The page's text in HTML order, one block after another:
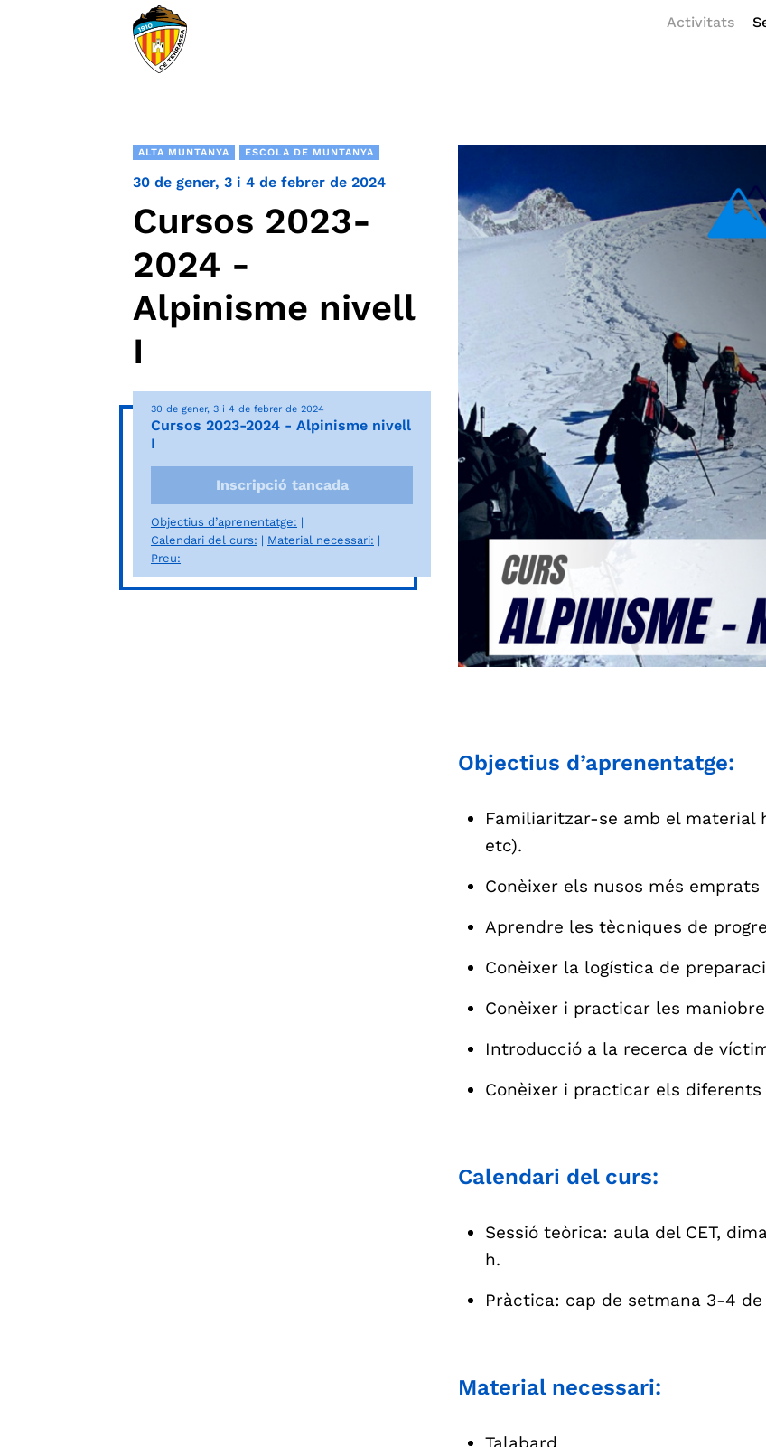
Activitats
ALTA MUNTANYA ESCOLA DE MUNTANYA
30 de gener, 3 i 4 de febrer de 2024
Cursos 2023-
2024 -
Alpinisme nivell
I
30 de gener, 3 i 4 de febrer de 2024
Cursos 2023-2024 - Alpinisme nivell
I
Inscripció tancada
Objectius d’aprenentatge:
Calendari del curs:
Material necessari:
Preu:
Objectius d’aprenentatge:
Familiaritzar-se amb el material
etc).
Conèixer els nusos més emprats
Aprendre les tècniques de
Conèixer la logística de
Conèixer i practicar les
Introducció a la recerca de
Conèixer i practicar els
Calendari del curs:
Sessió teòrica: aula del CET,
h.
Pràctica: cap de setmana 3-4
Material necessari: